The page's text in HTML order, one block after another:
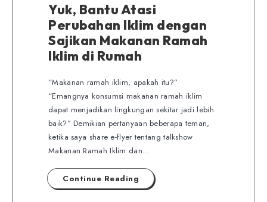
Yuk, Bantu Atasi
Perubahan Iklim dengan
Sajikan Makanan Ramah
Iklim di Rumah
“Makanan ramah iklim, apakah itu?”
“Emangnya konsumsi makanan ramah iklim
dapat menjadikan lingkungan sekitar jadi lebih
baik?” Demikian pertanyaan beberapa teman,
ketika saya share e-flyer tentang talkshow
Makanan Ramah Iklim dan…
Continue Reading